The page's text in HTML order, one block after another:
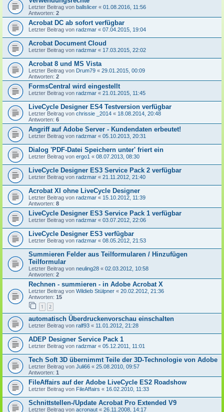
Letzter Beitrag von ballslicer « 01.08.2016, 11:56
Antworten: 2
Acrobat DC ab sofort verfügbar
Letzter Beitrag von radzmar « 07.04.2015, 19:04
Acrobat Document Cloud
Letzter Beitrag von radzmar « 17.03.2015, 22:02
Acrobat 8 und MS Vista
Letzter Beitrag von Drum79 « 29.01.2015, 00:09
Antworten: 2
FormsCentral wird eingestellt
Letzter Beitrag von radzmar « 21.01.2015, 11:45
LiveCycle Designer ES4 Testversion verfügbar
Letzter Beitrag von chrissie _2014 « 18.08.2014, 20:48
Antworten: 6
Angriff auf Adobe Server - Kundendaten erbeutet!
Letzter Beitrag von radzmar « 05.10.2013, 20:31
Dialog 'PDF-Datei Speichern unter' friert ein
Letzter Beitrag von ergo1 « 08.07.2013, 08:30
LiveCycle Designer ES3 Service Pack 2 verfügbar
Letzter Beitrag von radzmar « 21.11.2012, 21:40
Acrobat XI ohne LiveCycle Designer
Letzter Beitrag von radzmar « 15.10.2012, 11:39
Antworten: 8
LiveCycle Designer ES3 Service Pack 1 verfügbar
Letzter Beitrag von radzmar « 03.07.2012, 22:06
LiveCycle Designer ES3 verfügbar
Letzter Beitrag von radzmar « 08.05.2012, 21:53
Summieren Felder aus Teilformularen / Hinzufügen
Teilformular
Letzter Beitrag von neuling28 « 02.03.2012, 10:58
Antworten: 2
Rechnen - summieren - in Adobe Acrobat X
Letzter Beitrag von Wildieb Stülpner « 20.02.2012, 21:36
Antworten: 15
1 2
automatisch Überdruckenvorschau einschalten
Letzter Beitrag von ralf93 « 11.01.2012, 21:28
ADEP Designer Service Pack 1
Letzter Beitrag von radzmar « 05.12.2011, 11:01
Tech Soft 3D übernimmt Teile der 3D-Technologie von Adobe
Letzter Beitrag von Juli66 « 25.08.2010, 09:57
Antworten: 1
FileAffairs auf der Adobe LiveCycle ES2 Roadshow
Letzter Beitrag von FileAffairs « 16.02.2010, 11:33
Schnittstellen-/Update Acrobat Pro Extended V9
Letzter Beitrag von acronaut « 26.11.2008, 14:17